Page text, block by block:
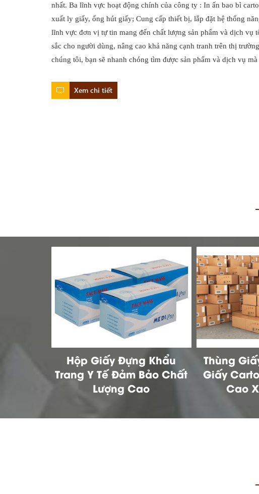
nhất. Ba lĩnh vực hoạt động chính của công ty : In ấn bao bì
xuất ly giấy, ống hút giấy; Cung cấp thiết bị, lắp đặt hệ thống
lĩnh vực đơn vị tự tin mang đến chất lượng sản phẩm và dịch vụ
sắc cho người dùng, nâng cao khả năng cạnh tranh trên thị
chúng tôi, bạn sẽ nhanh chóng tìm được sản phẩm và dịch vụ
Xem chi tiết
Chất
Thùng Giấy Carton, Hộp
Giấy Carton Chất Lượng
Cao Xuất Khẩu
Tất Tần
Cần Biết